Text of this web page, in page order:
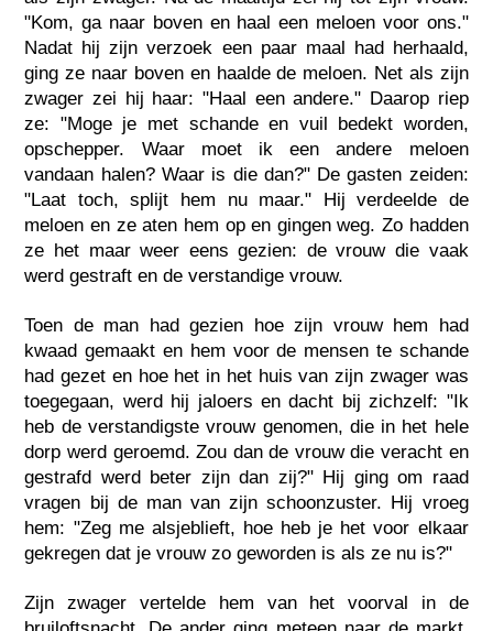
"Kom, ga naar boven en haal een meloen voor ons."
Nadat hij zijn verzoek een paar maal had herhaald,
ging ze naar boven en haalde de meloen. Net als zijn
zwager zei hij haar: "Haal een andere." Daarop riep
ze: "Moge je met schande en vuil bedekt worden,
opschepper. Waar moet ik een andere meloen
vandaan halen? Waar is die dan?" De gasten zeiden:
"Laat toch, splijt hem nu maar." Hij verdeelde de
meloen en ze aten hem op en gingen weg. Zo hadden
ze het maar weer eens gezien: de vrouw die vaak
werd gestraft en de verstandige vrouw.
Toen de man had gezien hoe zijn vrouw hem had
kwaad gemaakt en hem voor de mensen te schande
had gezet en hoe het in het huis van zijn zwager was
toegegaan, werd hij jaloers en dacht bij zichzelf: "Ik
heb de verstandigste vrouw genomen, die in het hele
dorp werd geroemd. Zou dan de vrouw die veracht en
gestrafd werd beter zijn dan zij?" Hij ging om raad
vragen bij de man van zijn schoonzuster. Hij vroeg
hem: "Zeg me alsjeblieft, hoe heb je het voor elkaar
gekregen dat je vrouw zo geworden is als ze nu is?"
Zijn zwager vertelde hem van het voorval in de